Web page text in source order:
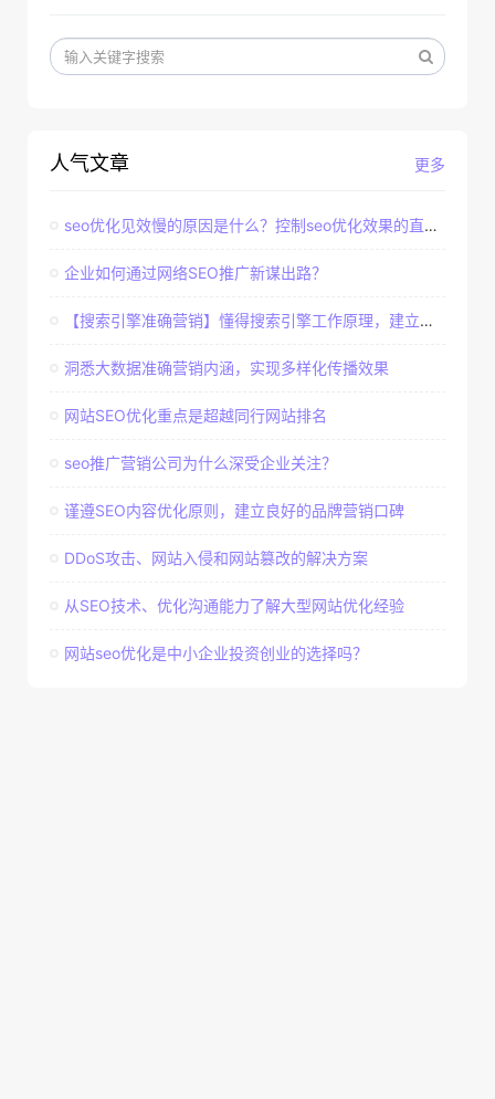
更多
人气文章
seo优化见效慢的原因是什么？控制seo优化效果的直接因素
企业如何通过网络SEO推广新谋出路？
【搜索引擎准确营销】懂得搜索引擎工作原理，建立准确客户群体
洞悉大数据准确营销内涵，实现多样化传播效果
网站SEO优化重点是超越同行网站排名
seo推广营销公司为什么深受企业关注？
谨遵SEO内容优化原则，建立良好的品牌营销口碑
DDoS攻击、网站入侵和网站篡改的解决方案
从SEO技术、优化沟通能力了解大型网站优化经验
网站seo优化是中小企业投资创业的选择吗？